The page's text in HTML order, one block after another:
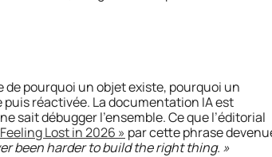
de pourquoi un objet existe, pourquoi un
réactivée. La documentation IA est
sait débugger l’ensemble. Ce que l’éditorial
Lost in 2026 » par cette phrase
been harder to build the right thing. »